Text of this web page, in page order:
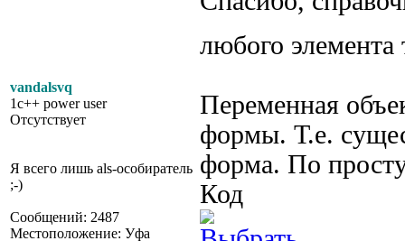
vandalsvq
1c++ power user
Отсутствует
Я всего лишь als-особиратель
;-)
Сообщений: 2487
Местоположение: Уфа
любого
Переменная
формы. Т.е.
форма. По
Код